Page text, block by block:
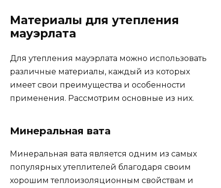
Материалы для утепления
мауэрлата
Для утепления мауэрлата можно использовать
различные материалы, каждый из которых
имеет свои преимущества и особенности
применения. Рассмотрим основные из них.
Минеральная вата
Минеральная вата является одним из самых
популярных утеплителей благодаря своим
хорошим теплоизоляционным свойствам и